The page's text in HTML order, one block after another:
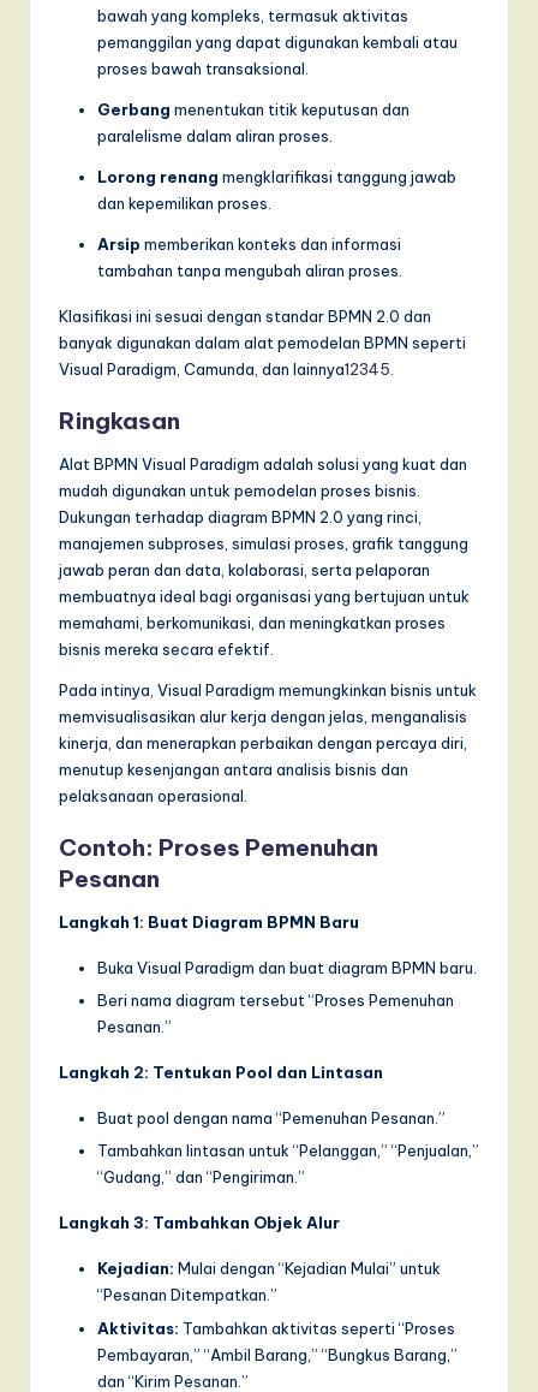
bawah yang kompleks, termasuk aktivitas
pemanggilan yang dapat digunakan kembali atau
proses bawah transaksional.
Gerbang menentukan titik keputusan dan
paralelisme dalam aliran proses.
Lorong renang mengklarifikasi tanggung jawab
dan kepemilikan proses.
Arsip memberikan konteks dan informasi
tambahan tanpa mengubah aliran proses.
Klasifikasi ini sesuai dengan standar BPMN 2.0 dan
banyak digunakan dalam alat pemodelan BPMN seperti
Visual Paradigm, Camunda, dan lainnya12345
Ringkasan
Alat BPMN Visual Paradigm adalah solusi yang kuat dan
mudah digunakan untuk pemodelan proses bisnis.
Dukungan terhadap diagram BPMN 2.0 yang rinci,
manajemen subproses, simulasi proses, grafik tanggung
jawab peran dan data, kolaborasi, serta pelaporan
membuatnya ideal bagi organisasi yang bertujuan untuk
memahami, berkomunikasi, dan meningkatkan proses
bisnis mereka secara efektif.
Pada intinya, Visual Paradigm memungkinkan bisnis untuk
memvisualisasikan alur kerja dengan jelas, menganalisis
kinerja, dan menerapkan perbaikan dengan percaya diri,
menutup kesenjangan antara analisis bisnis dan
pelaksanaan operasional.
Contoh: Proses Pemenuhan
Pesanan
Langkah 1: Buat Diagram BPMN Baru
Buka Visual Paradigm dan buat diagram BPMN baru.
Beri nama diagram tersebut “Proses Pemenuhan
Pesanan.”
Langkah 2: Tentukan Pool dan Lintasan
Buat pool dengan nama “Pemenuhan Pesanan.”
Tambahkan lintasan untuk “Pelanggan,” “Penjualan,”
“Gudang,” dan “Pengiriman.”
Langkah 3: Tambahkan Objek Alur
Kejadian: Mulai dengan “Kejadian Mulai” untuk
“Pesanan Ditempatkan.”
Aktivitas: Tambahkan aktivitas seperti “Proses
Pembayaran,” “Ambil Barang,” “Bungkus Barang,”
dan “Kirim Pesanan.”